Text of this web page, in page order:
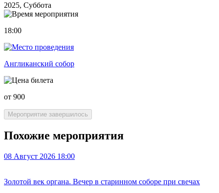
2025, Суббота
18:00
Англиканский собор
от 900
Мероприятие завершилось
Похожие мероприятия
08 Август 2026 18:00
Золотой век органа. Вечер в старинном соборе при свечах